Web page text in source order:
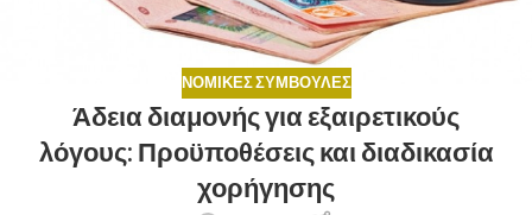
ΝΟΜΙΚΈΣ ΣΥΜΒΟΥΛΈΣ
Άδεια διαμονής για εξαιρετικούς
λόγους: Προϋποθέσεις και διαδικασία
χορήγησης